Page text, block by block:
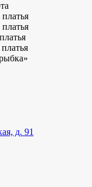
д. 91